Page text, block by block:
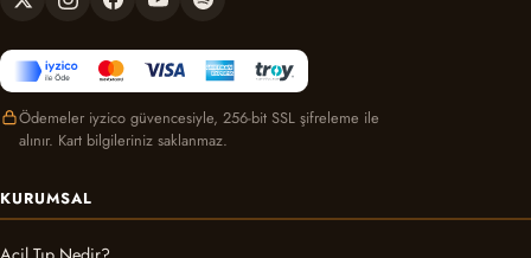
Ödemeler iyzico güvencesiyle, 256-bit SSL şifreleme ile
alınır. Kart bilgileriniz saklanmaz.
KURUMSAL